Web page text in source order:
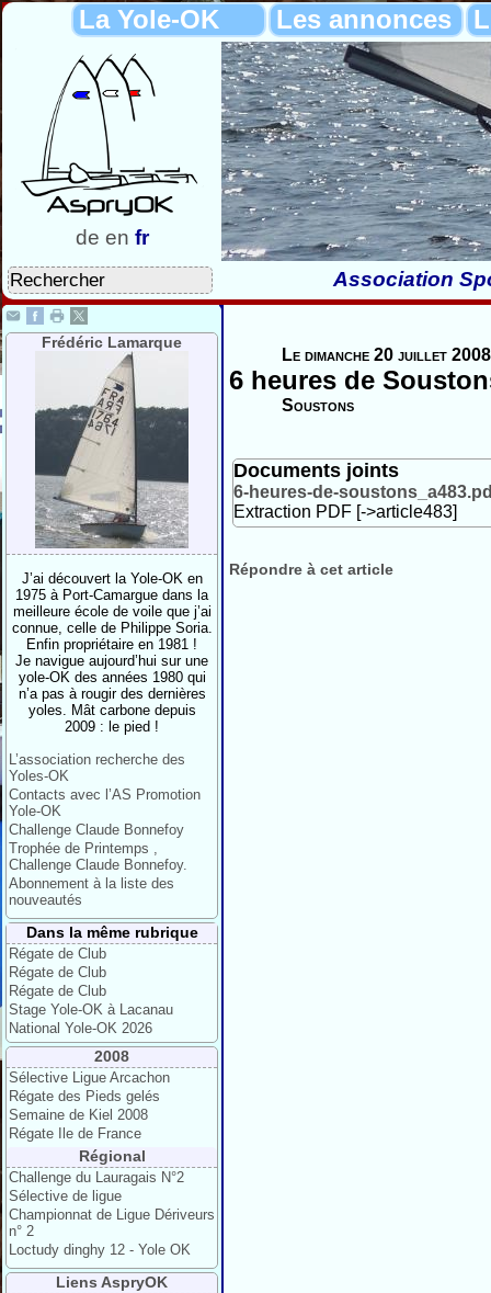
La Yole-OK Les annonces
de en fr
Association
Frédéric Lamarque
J’ai découvert la Yole-OK en
1975 à Port-Camargue dans la
meilleure école de voile que j’ai
connue, celle de Philippe Soria.
Enfin propriétaire en 1981 !
Je navigue aujourd’hui sur une
yole-OK des années 1980 qui
n’a pas à rougir des dernières
yoles. Mât carbone depuis
2009 : le pied !
L’association recherche des
Yoles-OK
Contacts avec l’AS Promotion
Yole-OK
Challenge Claude Bonnefoy
Trophée de Printemps ,
Challenge Claude Bonnefoy.
Abonnement à la liste des
nouveautés
Dans la même rubrique
Régate de Club
Régate de Club
Régate de Club
Stage Yole-OK à Lacanau
National Yole-OK 2026
2008
Sélective Ligue Arcachon
Régate des Pieds gelés
Semaine de Kiel 2008
Régate Ile de France
Régional
Challenge du Lauragais N°2
Sélective de ligue
Championnat de Ligue Dériveurs
n° 2
Loctudy dinghy 12 - Yole OK
Liens AspryOK
Le dimanche 20 juillet
6 heures de
Soustons
Documents joints
6-heures-de-
Extraction PDF [->article483]
Répondre à cet article